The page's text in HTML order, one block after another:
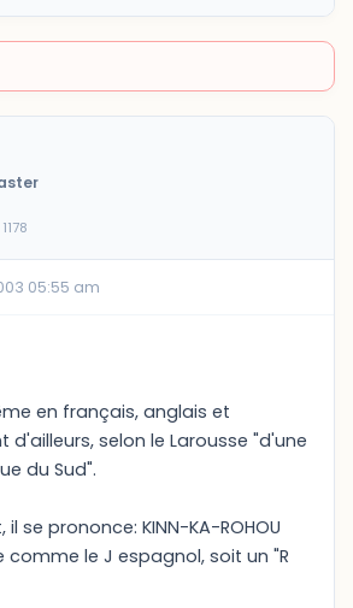
05:55 am
en français, anglais et
d'ailleurs, selon le Larousse "d'une
du Sud".
se prononce: KINN-KA-ROHOU
comme le J espagnol, soit un "R